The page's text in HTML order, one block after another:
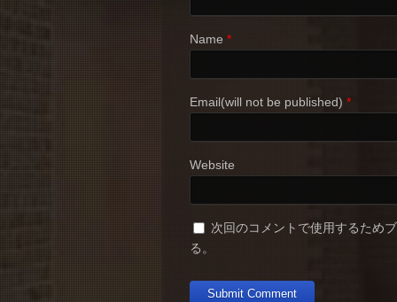
Name *
Email(will not be published) *
Website
次回のコメントで使用するため
る。